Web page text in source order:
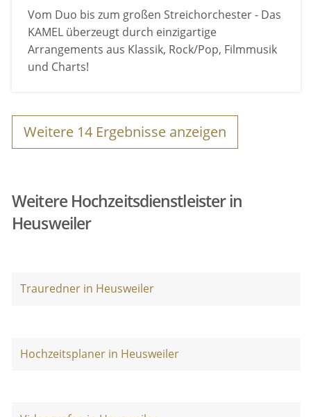
Vom Duo bis zum großen Streichorchester - Das
KAMEL überzeugt durch einzigartige
Arrangements aus Klassik, Rock/Pop, Filmmusik
und Charts!
Weitere 14 Ergebnisse anzeigen
Weitere Hochzeitsdienstleister in
Heusweiler
Trauredner in Heusweiler
Hochzeitsplaner in Heusweiler